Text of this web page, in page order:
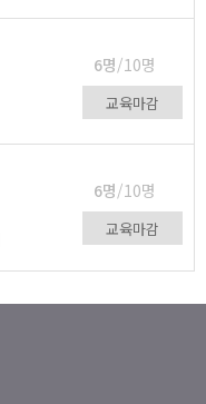
6명/10명
교육마감
6명/10명
교육마감